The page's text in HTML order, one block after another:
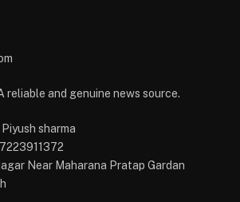
reliable and genuine news source.
sharma
Near Maharana Pratap Gardan